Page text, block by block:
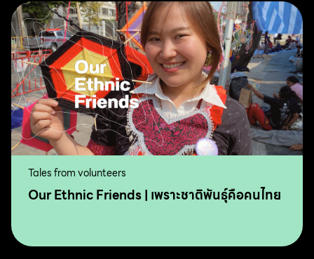
Tales from volunteers
Our Ethnic Friends | เพราะชาติพันธุ์คือคนไทย